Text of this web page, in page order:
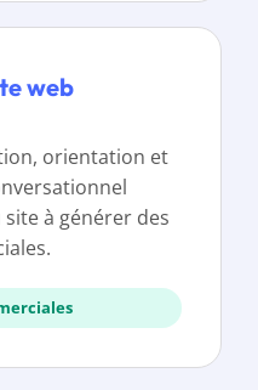
web
orientation et
à générer des